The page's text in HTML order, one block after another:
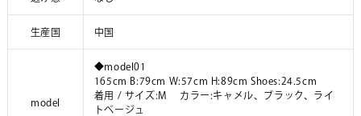
生産国 中国
model
◆model01
165cm B:79cm W:57cm H:89cm Shoes:24.5cm
着用 / サイズ:M カラー:キャメル、ブラック、ライ
トベージュ